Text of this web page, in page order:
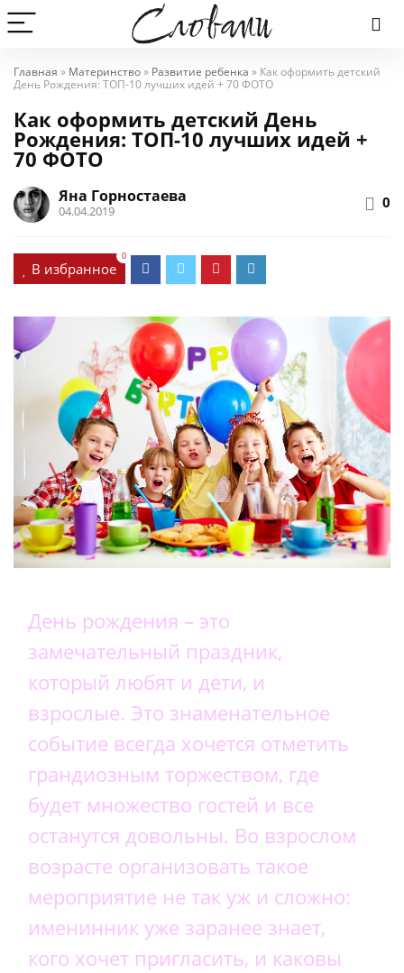
Главная » Материнство» Развитие ребенка » Как оформить детский
День Рождения: ТОП-10 лучших идей + 70 ФОТО
Как оформить детский День
Рождения: ТОП-10 лучших идей +
70 ФОТО
Яна Горностаева
04.04.2019 0
В избранное
0
День рождения – это
замечательный праздник,
который любят и дети, и
взрослые. Это знаменательное
событие всегда хочется отметить
грандиозным торжеством, где
будет множество гостей и все
останутся довольны. Во взрослом
возрасте организовать такое
мероприятие не так уж и сложно:
именинник уже заранее знает,
кого хочет пригласить, и каковы